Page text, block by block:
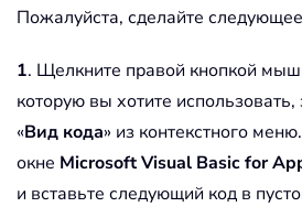
Пожалуйста, сделайте
1. Щелкните правой кнопкой
которую вы хотите
«Вид кода» из контекстного
окне Microsoft Visual Basic for
и вставьте следующий код в